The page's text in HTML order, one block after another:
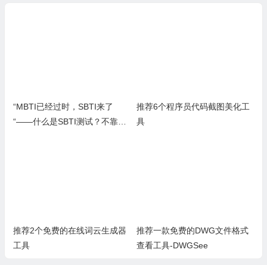
“MBTI已经过时，SBTI来了
“——什么是SBTI测试？不靠
推荐6个程序员代码截图美化工
具
推荐2个免费的在线词云生成器
工具
推荐一款免费的DWG文件格式
查看工具-DWGSee